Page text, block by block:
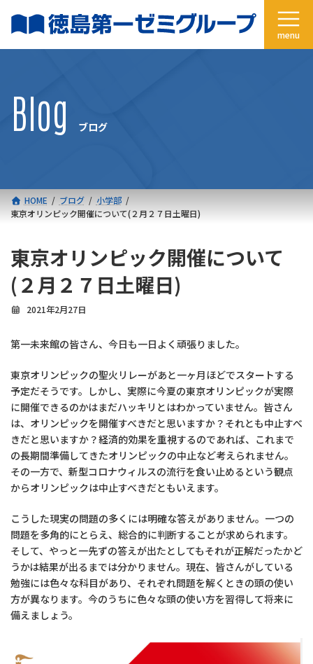
ン
ー
Blog ブログ
HOME ブログ
小学部
東京オリンピック開催について(２月２７日土曜日)
東京オリンピック開催について
(２月２７日土曜日)
2021年2月27日
第一未来館の皆さん、今日も一日よく頑張りました。
東京オリンピックの聖火リレーがあと一ヶ月ほどでスタートする
予定だそうです。しかし、実際に今夏の東京オリンピックが実際
に開催できるのかはまだハッキリとはわかっていません。皆さん
は、オリンピックを開催すべきだと思いますか？それとも中止すべ
きだと思いますか？経済的効果を重視するのであれば、これまで
の長期間準備してきたオリンピックの中止など考えられません。
その一方で、新型コロナウィルスの流行を食い止めるという観点
からオリンピックは中止すべきだともいえます。
こうした現実の問題の多くには明確な答えがありません。一つの
問題を多角的にとらえ、総合的に判断することが求められます。
そして、やっと一先ずの答えが出たとしてもそれが正解だったかど
うかは結果が出るまでは分かりません。現在、皆さんがしている
勉強には色々な科目があり、それぞれ問題を解くときの頭の使い
方が異なります。今のうちに色々な頭の使い方を習得して将来に
備えましょう。